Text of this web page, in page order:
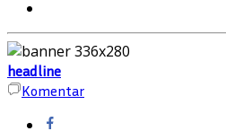
headline
Komentar